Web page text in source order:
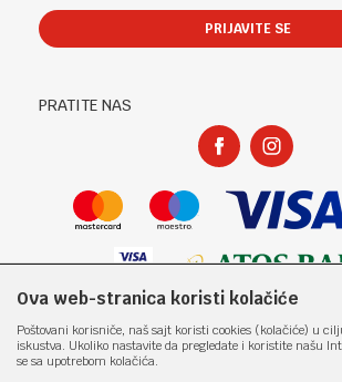
Račun
400965310005
Isporuka
Zamjena veličine i zamjena artikla za drugi
Povraćaj sredstava
PRIJAVITE SE
PRATITE NAS
Nastojimo da budemo što precizniji u opisu
cijena, ali ne možemo garantovati da su sve
grešaka. Svi artikli prikazani na sajtu su dio
Ova web-stranica koristi kolačiće
Poštovani korisniče, naš sajt koristi cookies (kolačiće) u
iskustva. Ukoliko nastavite da pregledate i koristite našu
se sa upotrebom kolačića.